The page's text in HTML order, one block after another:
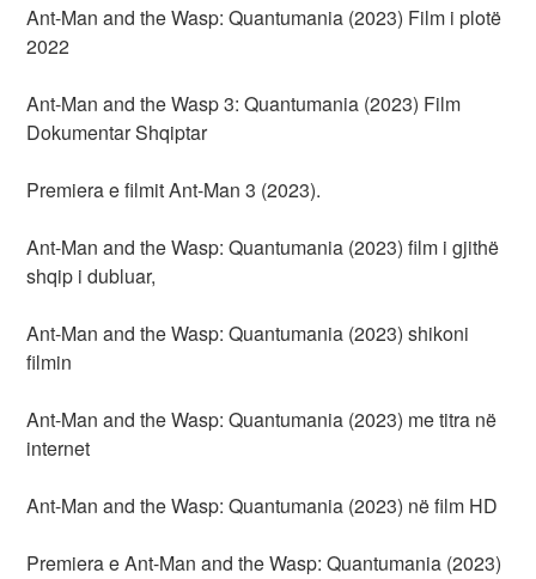
Ant-Man and the Wasp: Quantumania (2023) Film i plotë
2022
Ant-Man and the Wasp 3: Quantumania (2023) Film
Dokumentar Shqiptar
Premiera e filmit Ant-Man 3 (2023).
Ant-Man and the Wasp: Quantumania (2023) film i gjithë
shqip i dubluar,
Ant-Man and the Wasp: Quantumania (2023) shikoni
filmin
Ant-Man and the Wasp: Quantumania (2023) me titra në
internet
Ant-Man and the Wasp: Quantumania (2023) në film HD
Premiera e Ant-Man and the Wasp: Quantumania (2023)